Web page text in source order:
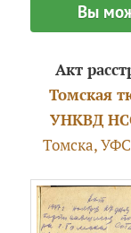
Вы
Акт
Томская
УНКВД
Томска,